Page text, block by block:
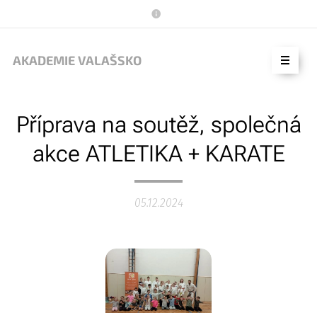
AKADEMIE VALAŠSKO
Příprava na soutěž, společná
akce ATLETIKA + KARATE
05.12.2024